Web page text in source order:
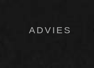
ADVIES